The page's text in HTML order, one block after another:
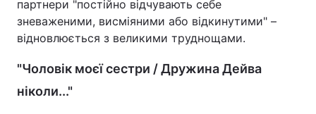
партнери "постійно відчувають себе
зневаженими, висміяними або відкинутими" –
відновлюється з великими труднощами.
"Чоловік моєї сестри / Дружина Дейва
ніколи..."